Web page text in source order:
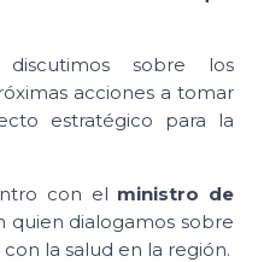
sobre los
acciones a tomar
estratégico para la
con el ministro de
quien dialogamos sobre
la salud en la región.